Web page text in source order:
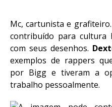
Mc, cartunista e
contribuído para cultura
com seus desenhos.
exemplos de rappers
por Bigg e tiveram a
trabalho pessoalmente.